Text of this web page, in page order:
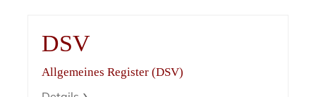
DSV
Allgemeines Register (DSV)